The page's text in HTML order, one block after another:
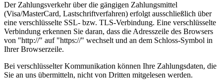
Der Zahlungsverkehr über die gängigen Zahlungsmittel
(Visa/MasterCard, Lastschriftverfahren) erfolgt ausschließlich über
eine verschlüsselte SSL- bzw. TLS-Verbindung. Eine verschlüsselte
Verbindung erkennen Sie daran, dass die Adresszeile des Browsers
von "http://" auf "https://" wechselt und an dem Schloss-Symbol in
Ihrer Browserzeile.
Bei verschlüsselter Kommunikation können Ihre Zahlungsdaten, die
Sie an uns übermitteln, nicht von Dritten mitgelesen werden.